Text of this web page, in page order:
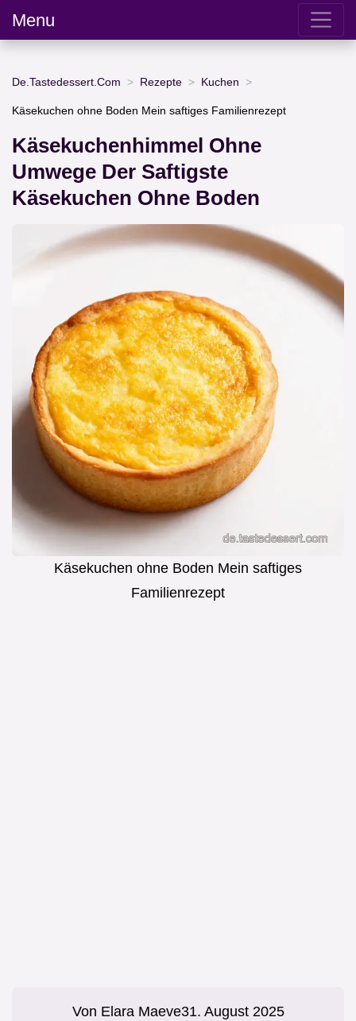
Menu
De.Tastedessert.Com Rezepte Kuchen
Käsekuchen ohne Boden Mein saftiges Familienrezept
Käsekuchenhimmel Ohne
Umwege Der Saftigste
Käsekuchen Ohne Boden
Käsekuchen ohne Boden Mein saftiges
Familienrezept
Von Elara Maeve31. August 2025